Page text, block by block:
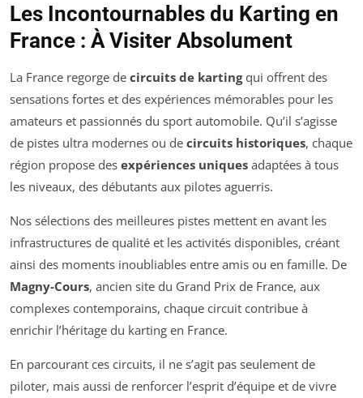
Les Incontournables du Karting en
France : À Visiter Absolument
La France regorge de circuits de kartingqui offrent des
sensations fortes et des expériences mémorables pour les
amateurs et passionnés du sport automobile. Qu’il s’agisse
de pistes ultra modernes ou de circuits historiques, chaque
région propose des expériences uniques adaptées à tous
les niveaux, des débutants aux pilotes aguerris.
Nos sélections des meilleures pistes mettent en avant les
infrastructures de qualité et les activités disponibles, créant
ainsi des moments inoubliables entre amis ou en famille. De
Magny-Cours, ancien site du Grand Prix de France, aux
complexes contemporains, chaque circuit contribue à
enrichir l’héritage du karting en France.
En parcourant ces circuits, il ne s’agit pas seulement de
piloter, mais aussi de renforcer l’esprit d’équipe et de vivre